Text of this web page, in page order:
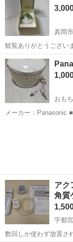
毎回使っていてクセに
真岡市
観覧ありがとうございます。 ■ME Mignon エムイーミニ
中古品 ■動作確認済み ■仕様■ ME Mignon エムイーミニョン 横92.3 奥
行91.6 高さ124.5m...
栃木 真岡市
おも
メーカー：Panasonic ■
アク
角質
宇都
数回しか使わず放置さ